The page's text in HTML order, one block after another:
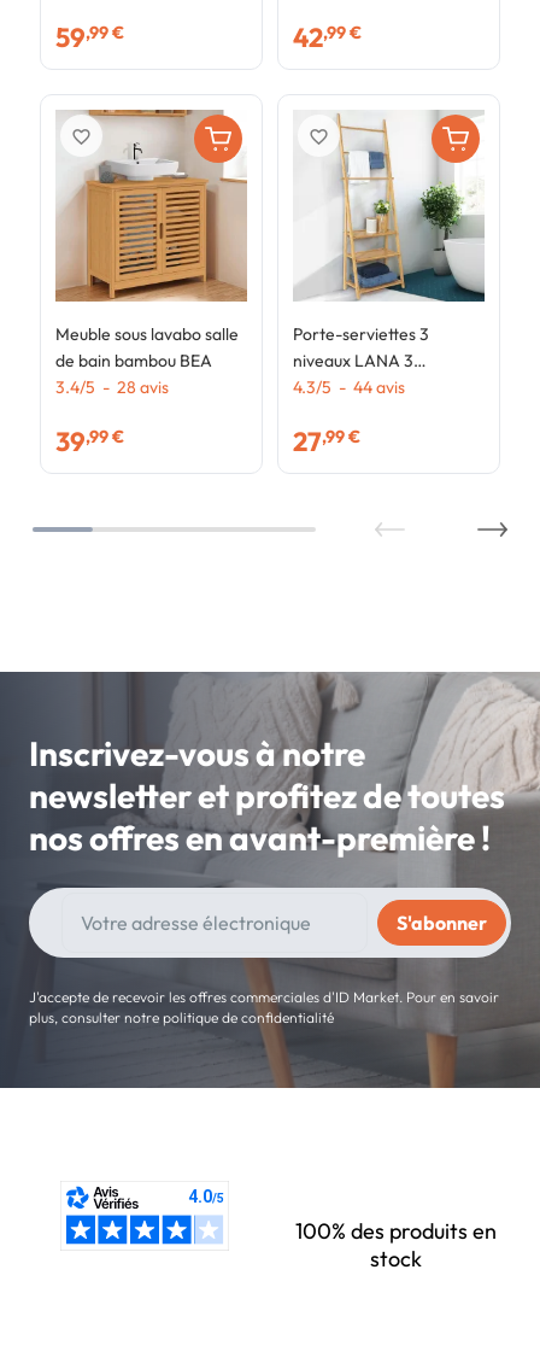
59,99 €
Meuble sous lavabo salle
de bain bambou BEA
3.4/5 - 28 avis
39,99 €
favorite_border
42,99 €
Porte-serviettes 3
niveaux LANA 3
étagères en bambou
4.3/5 - 44avis
27,99 €
favorite_border
Inscrivez-vous à notre
newsletter et profitez de toutes
nos offres en avant-première !
J'accepte de recevoir les offres commerciales d'ID Market. Pour en savoir
plus, consulter notre politique de confidentialité
100% des produits en
stock